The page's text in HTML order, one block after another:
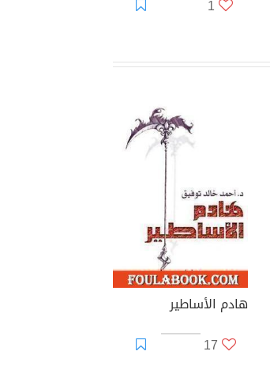
1
هادم الأساطير
17